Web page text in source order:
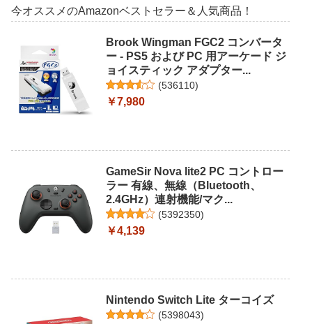
今オススメのAmazonベストセラー＆人気商品！
Brook Wingman FGC2 コンバータ
ー - PS5 および PC 用アーケード ジ
ョイスティック アダプター...
(536110)
￥7,980
GameSir Nova lite2 PC コントロー
ラー 有線、無線（Bluetooth、
2.4GHz）連射機能/マク...
(5392350)
￥4,139
Nintendo Switch Lite ターコイズ
(5398043)